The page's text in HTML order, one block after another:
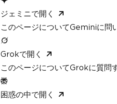
ジェミニで開く
このページについてGeminiに問
Grokで開く
このページについてGrokに質問
困惑の中で開く